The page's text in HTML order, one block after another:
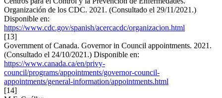
Organización de los CDC. 2021. (Consultado el 29/11/2021.)
Disponible en:
https://www.cdc.gov/spanish/acercacdc/organizacion.html
[13]
Government of Canada. Governor in Council appointments. 2021.
(Consultado el 24/10/2021.) Disponible en:
https://www.canada.ca/en/privy-
council/programs/appointments/governor-council-
appointments/general-information/appointments.html
[14]